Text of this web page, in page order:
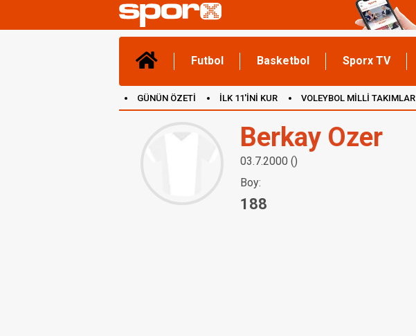
Futbol Basketbol Sporx TV
GÜNÜN ÖZETİ İLK 11'İNİ KUR VOLEYBOL MİLLİ TAKIMLAR
Berkay Ozer
03.7.2000 ()
Boy:
188